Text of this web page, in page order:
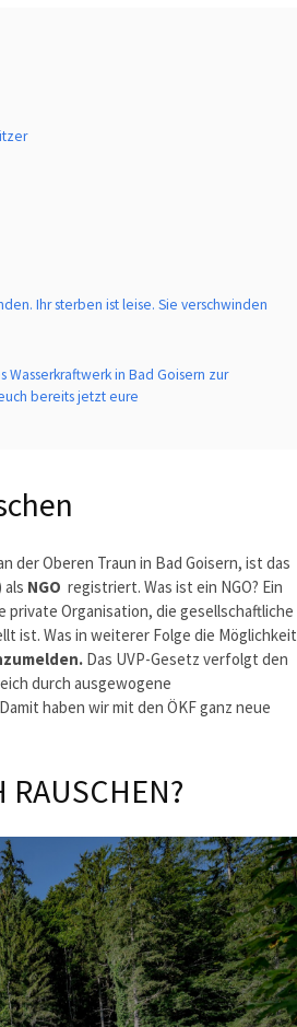
Ihr sterben ist leise. Sie verschwinden
in Bad Goisern zur
bereits jetzt eure
der Oberen Traun in Bad Goisern, ist das
als NGO registriert. Was ist ein NGO? Ein
private Organisation, die gesellschaftliche
ist. Was in weiterer Folge die Möglichkeit
Das UVP-Gesetz verfolgt den
durch ausgewogene
haben wir mit den ÖKF ganz neue
RAUSCHEN?